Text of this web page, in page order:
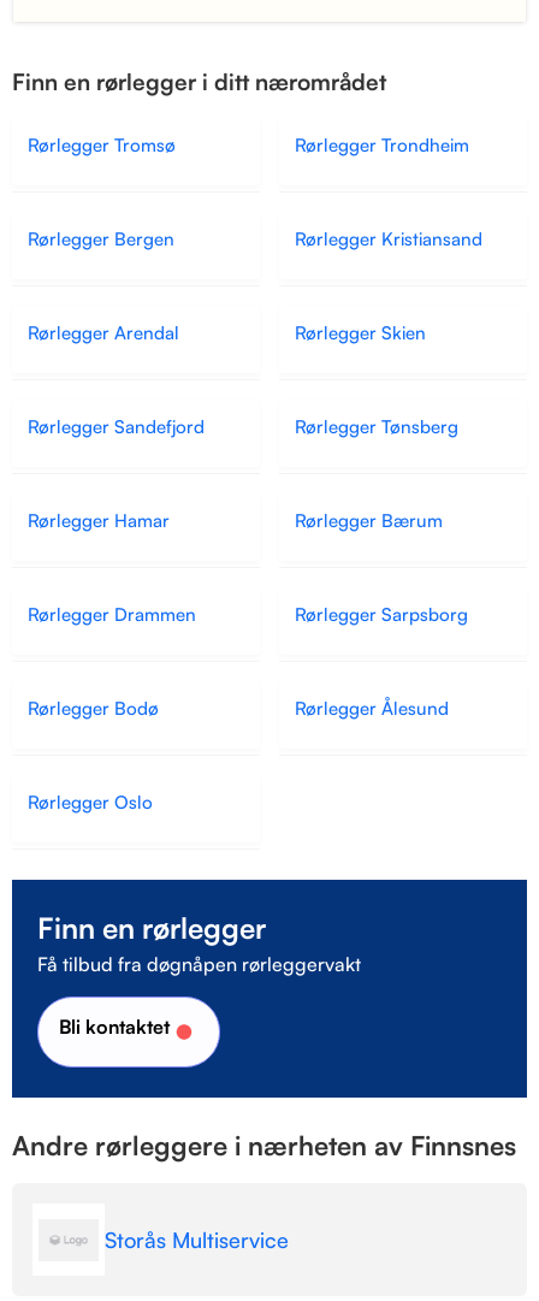
Finn en rørlegger i ditt nærområdet
Rørlegger Tromsø Rørlegger Trondheim
Rørlegger Bergen Rørlegger Kristiansand
Rørlegger Arendal Rørlegger Skien
Rørlegger Sandefjord Rørlegger Tønsberg
Rørlegger Hamar Rørlegger Bærum
Rørlegger Drammen Rørlegger Sarpsborg
Rørlegger Bodø Rørlegger Ålesund
Rørlegger Oslo
Finn en rørlegger
Få tilbud fra døgnåpen rørleggervakt
Bli kontaktet
Andre rørleggere i nærheten av Finnsnes
Storås Multiservice